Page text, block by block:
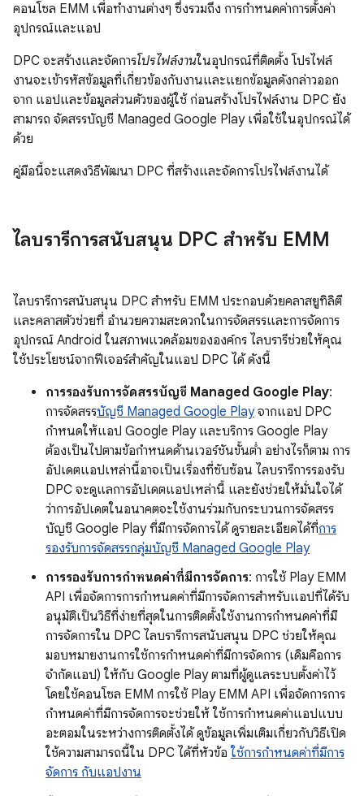
คอนโซล EMM เพื่อทำงานต่างๆ ซึ่งรวมถึง การกำหนดค่าการตั้งค่า
อุปกรณ์และแอป
DPC จะสร้างและจัดการโปรไฟล์งานในอุปกรณ์ที่ติดตั้ง โปรไฟล์
งานจะเข้ารหัสข้อมูลที่เกี่ยวข้องกับงานและแยกข้อมูลดังกล่าวออก
จาก แอปและข้อมูลส่วนตัวของผู้ใช้ ก่อนสร้างโปรไฟล์งาน DPC ยัง
สามารถ จัดสรรบัญชี Managed Google Play เพื่อใช้ในอุปกรณ์ได้
ด้วย
คู่มือนี้จะแสดงวิธีพัฒนา DPC ที่สร้างและจัดการโปรไฟล์งานได้
ไลบรารีการสนับสนุน DPC สำหรับ EMM
ไลบรารีการสนับสนุน DPC สำหรับ EMM ประกอบด้วยคลาสยูทิลิตี
และคลาสตัวช่วยที่ อำนวยความสะดวกในการจัดสรรและการจัดการ
อุปกรณ์ Android ในสภาพแวดล้อมขององค์กร ไลบรารีช่วยให้คุณ
ใช้ประโยชน์จากฟีเจอร์สำคัญในแอป DPC ได้ ดังนี้
การรองรับการจัดสรรบัญชี Managed Google Play:
การจัดสรรบัญชี Managed Google Playจากแอป DPC
กำหนดให้แอป Google Play และบริการ Google Play
ต้องเป็นไปตามข้อกำหนดด้านเวอร์ชันขั้นต่ำ อย่างไรก็ตาม การ
อัปเดตแอปเหล่านี้อาจเป็นเรื่องที่ซับซ้อน ไลบรารีการรองรับ
DPC จะดูแลการอัปเดตแอปเหล่านี้ และยังช่วยให้มั่นใจได้
ว่าการอัปเดตในอนาคตจะใช้งานร่วมกับกระบวนการจัดสรร
บัญชี Google Play ที่มีการจัดการได้ ดูรายละเอียดได้ที่การ
รองรับการจัดสรรกลุ่มบัญชี Managed Google Play
การรองรับการกำหนดค่าที่มีการจัดการ: การใช้ Play EMM
API เพื่อจัดการการกำหนดค่าที่มีการจัดการสำหรับแอปที่ได้รับ
อนุมัติเป็นวิธีที่ง่ายที่สุดในการติดตั้งใช้งานการกำหนดค่าที่มี
การจัดการใน DPC ไลบรารีการสนับสนุน DPC ช่วยให้คุณ
มอบหมายงานการใช้การกำหนดค่าที่มีการจัดการ (เดิมคือการ
จำกัดแอป) ให้กับ Google Play ตามที่ผู้ดูแลระบบตั้งค่าไว้
โดยใช้คอนโซล EMM การใช้ Play EMM API เพื่อจัดการการ
กำหนดค่าที่มีการจัดการจะช่วยให้ ใช้การกำหนดค่าแอปแบบ
อะตอมในระหว่างการติดตั้งได้ ดูข้อมูลเพิ่มเติมเกี่ยวกับวิธีเปิด
ใช้ความสามารถนี้ใน DPC ได้ที่หัวข้อ ใช้การกำหนดค่าที่มีการ
จัดการ กับแอปงาน